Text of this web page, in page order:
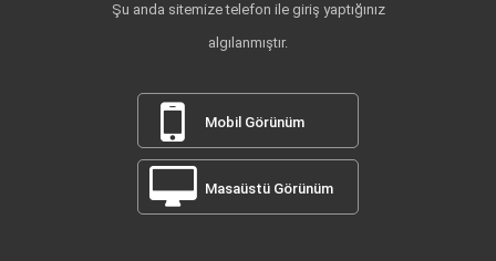
Şu anda sitemize telefon ile giriş yaptığınız
algılanmıştır.
Mobil Görünüm
Masaüstü Görünüm